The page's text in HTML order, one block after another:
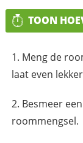
TOON
Meng de
laat even
Besmeer
roommengsel.